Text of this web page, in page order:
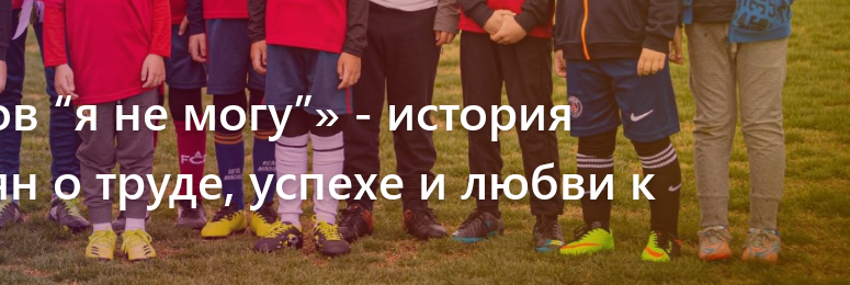
Пюник 2012-2
“я не могу”» - история
о труде, успехе и любви к